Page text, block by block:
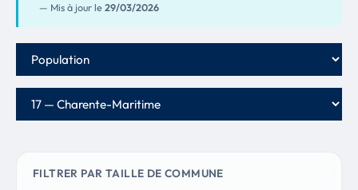
— Mis à jour le 29/03/2026
Critère de classement
Département
FILTRER PAR TAILLE DE COMMUNE